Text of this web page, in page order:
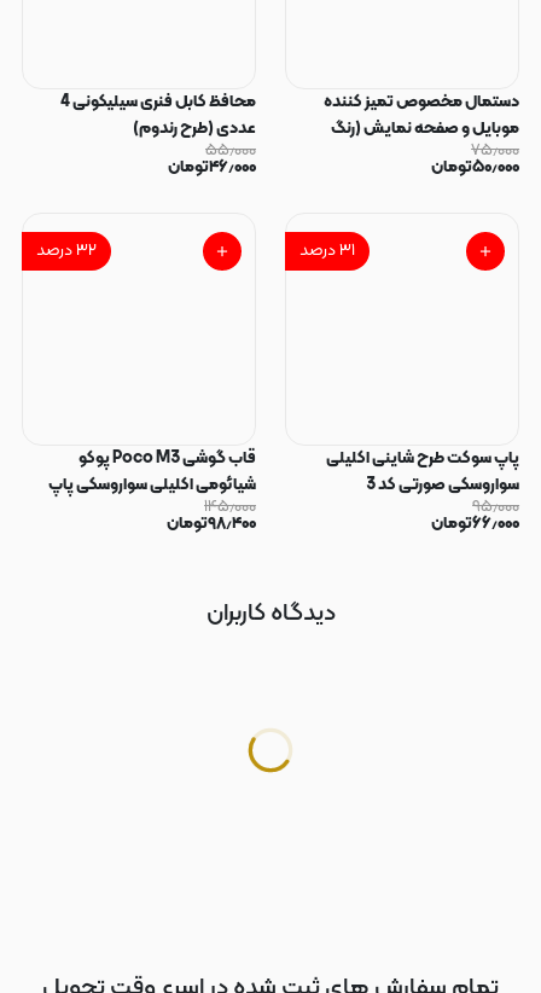
دستمال مخصوص تمیز کننده
موبایل و صفحه نمایش (رنگ
رندوم)
۷۵٫۰۰۰
۵۰٫۰۰۰تومان
محافظ کابل فنری سیلیکونی 4
عددی (طرح رندوم)
۵۵٫۰۰۰
۴۶٫۰۰۰تومان
۳۱درصد
پاپ سوکت طرح شاینی اکلیلی
سواروسکی صورتی کد 3
۹۵٫۰۰۰
۶۶٫۰۰۰تومان
۳۲درصد
قاب گوشی Poco M3 پوکو
شیائومی اکلیلی سواروسکی پاپ
سوکت دار محافظ لنز دار صورتی کد
۱۴۵٫۰۰۰
۹۸٫۴۰۰تومان
دیدگاه کاربران